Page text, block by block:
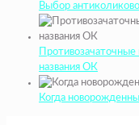
Выбор
названия ОК
Когда